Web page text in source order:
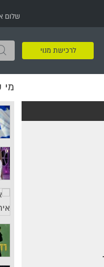
שלום
לרכישת מנוי
מי